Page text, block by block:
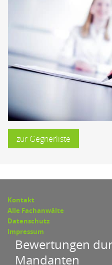
zur Gegnerliste
Kontakt
Alle Fachanwälte
Datenschutz
Impressum
Bewertungen
Mandanten